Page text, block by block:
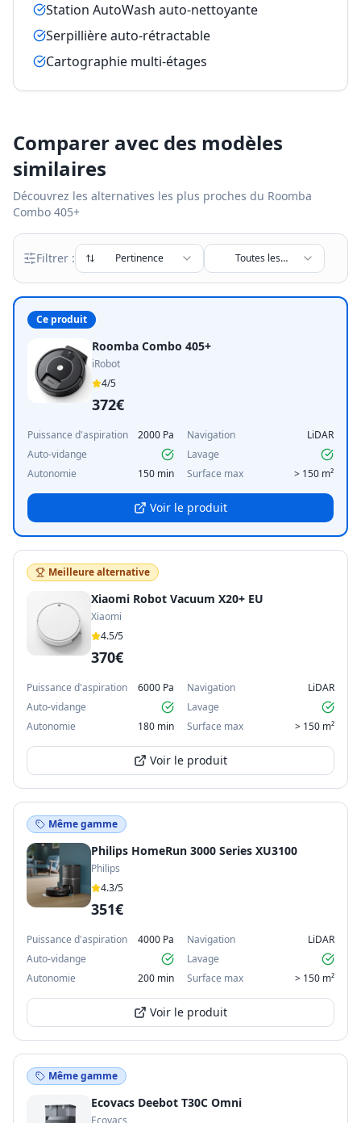
Station AutoWash auto-nettoyante
Serpillière auto-rétractable
Cartographie multi-étages
Comparer avec des modèles
similaires
Découvrez les alternatives les plus proches du Roomba
Combo 405+
Filtrer : Pertinence
Toutes les
marques
Ce produit
Roomba Combo 405+
iRobot
4/5
372€
Puissance d'aspiration 2000 Pa Navigation
LiDAR
Auto-vidange
Lavage
Autonomie
150 min Surface max > 150 m²
Voir le produit
Meilleure alternative
Xiaomi Robot Vacuum X20+ EU
Xiaomi
4.5/5
370€
Puissance d'aspiration 6000 Pa Navigation
LiDAR
Auto-vidange
Lavage
Autonomie
180 min Surface max > 150 m²
Voir le produit
Même gamme
Philips HomeRun 3000 Series XU3100
Philips
4.3/5
351€
Puissance d'aspiration 4000 Pa Navigation
LiDAR
Auto-vidange
Lavage
Autonomie
200 min Surface max > 150 m²
Voir le produit
Même gamme
Ecovacs Deebot T30C Omni
Ecovacs